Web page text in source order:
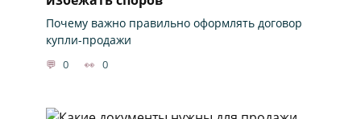
Почему важно правильно оформлять договор
купли-продажи
0 0